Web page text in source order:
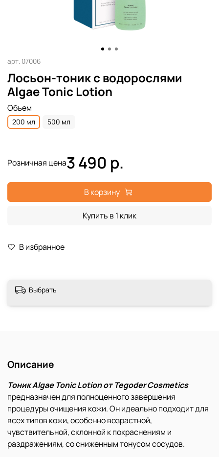
арт. 07006
Лосьон-тоник с водорослями
Algae Tonic Lotion
В избранное
Объем
200 мл 500 мл
Розничная цена3 490 р.
В корзину
Купить в 1 клик
Выбрать
Описание
Тоник Algae Tonic Lotion от Tegoder Cosmetics
предназначен для полноценного завершения
процедуры очищения кожи. Он идеально подходит для
всех типов кожи, особенно возрастной,
чувствительной, склонной к покраснениям и
раздражениям, со сниженным тонусом сосудов.